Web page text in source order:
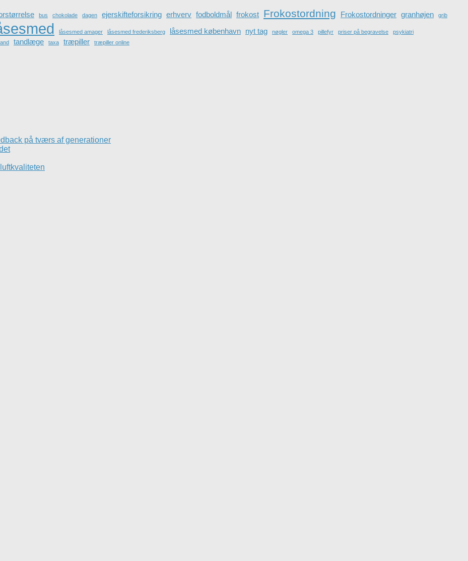
bus chokolade dagen ejerskifteforsikring erhverv fodboldmål frokost Frokostordning Frokostordninger granhøjen grib
låsesmed amager låsesmed frederiksberg låsesmed københavn nyt tag nøgler omega 3 pillefyr priser på begravelse
psykiatri
tandlæge taxa træpiller træpiller online
på tværs af generationer